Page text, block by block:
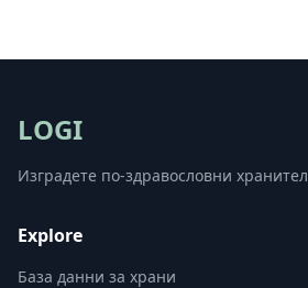
LOGI
Изградете по-здравословни
Explore
База данни за храни